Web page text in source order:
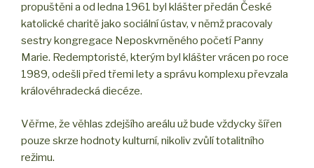
propuštěni a od ledna 1961 byl klášter předán České
katolické charitě jako sociální ústav, v němž pracovaly
sestry kongregace Neposkvrněného početí Panny
Marie. Redemptoristé, kterým byl klášter vrácen po roce
1989, odešli před třemi lety a správu komplexu převzala
královéhradecká diecéze.
Věřme, že věhlas zdejšího areálu už bude vždycky šířen
pouze skrze hodnoty kulturní, nikoliv zvůlí totalitního
režimu.